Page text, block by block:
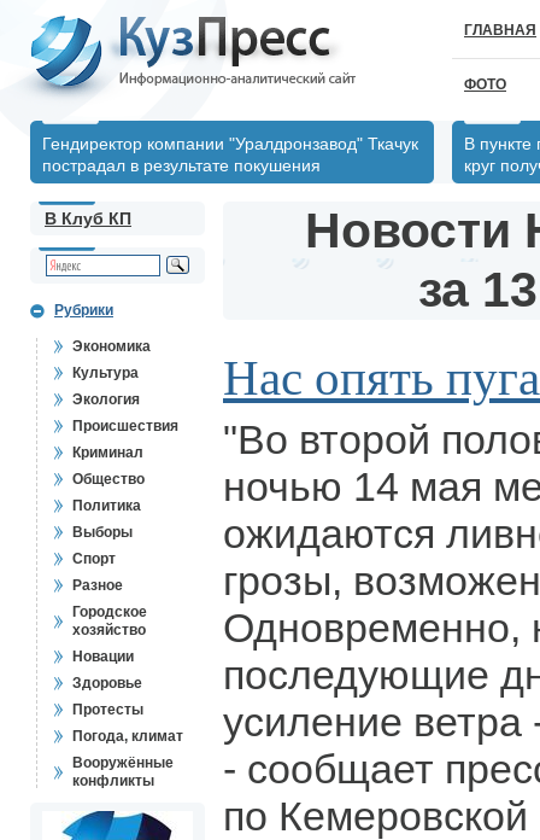
ГЛАВНАЯ
ФОТО
Гендиректор компании "Уралдронзавод" Ткачук
пострадал в результате покушения
В пункте
круг
В Клуб КП
Рубрики
Экономика
Культура
Экология
Происшествия
Криминал
Общество
Политика
Выборы
Спорт
Разное
Городское
хозяйство
Новации
Здоровье
Протесты
Погода, климат
Вооружённые
конфликты
Новости
за
Нас опять
"Во второй
ночью 14 мая
ожидаются
грозы,
Одновременно,
последующие
усиление ветра
- сообщает
по